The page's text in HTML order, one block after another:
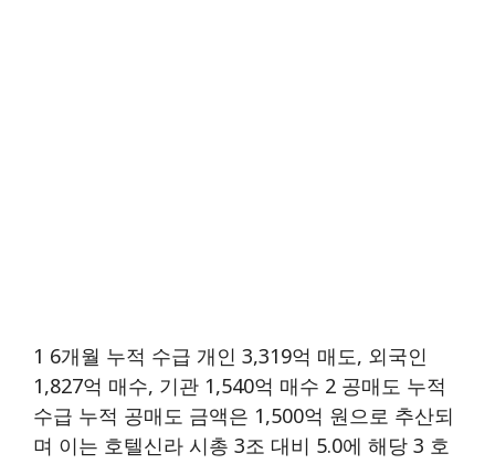
1 6개월 누적 수급 개인 3,319억 매도, 외국인
1,827억 매수, 기관 1,540억 매수 2 공매도 누적
수급 누적 공매도 금액은 1,500억 원으로 추산되
며 이는 호텔신라 시총 3조 대비 5.0에 해당 3 호